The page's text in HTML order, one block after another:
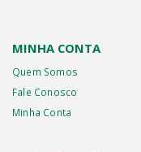
MINHA CONTA
Quem Somos
Fale Conosco
Minha Conta